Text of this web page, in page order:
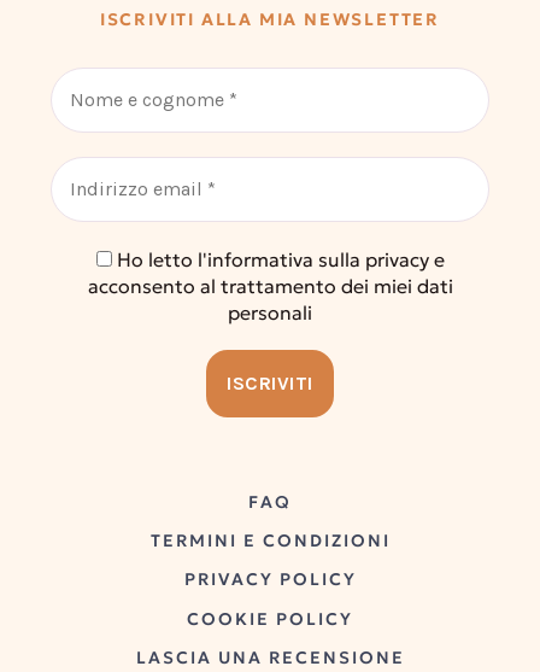
ISCRIVITI ALLA MIA NEWSLETTER
Ho letto l'informativa sulla privacy e
acconsento al trattamento dei miei dati
personali
FAQ
TERMINI E CONDIZIONI
PRIVACY POLICY
COOKIE POLICY
LASCIA UNA RECENSIONE